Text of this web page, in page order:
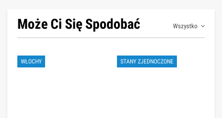
Wszystko
Może Ci Się Spodobać
WŁOCHY STANY ZJEDNOCZONE